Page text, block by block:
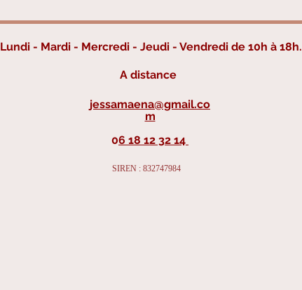
Lundi - Mardi - Mercredi - Jeudi - Vendredi de 10h à 18h.
A distance
jessamaena@gmail.co
m
06 18 12 32 14
SIREN : 832747984